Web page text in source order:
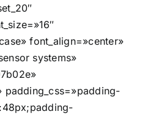
font_align=»center»
systems»
padding_css=»padding-